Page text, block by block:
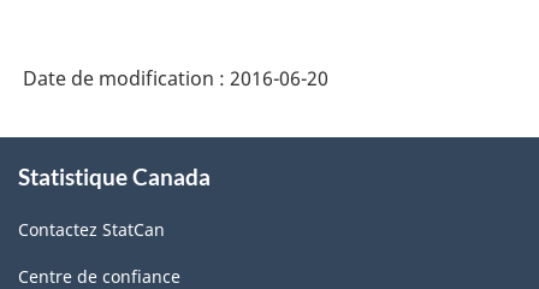
Date de modification : 2016-06-20
propos
ce
site
Statistique Canada
Contactez StatCan
Centre de confiance